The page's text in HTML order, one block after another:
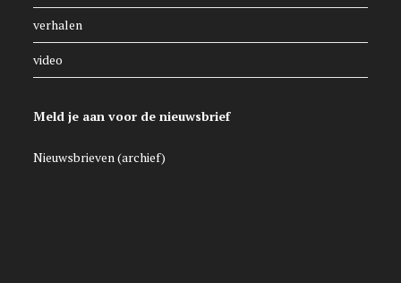
verhalen
video
Meld je aan voor de nieuwsbrief
Nieuwsbrieven (archief)